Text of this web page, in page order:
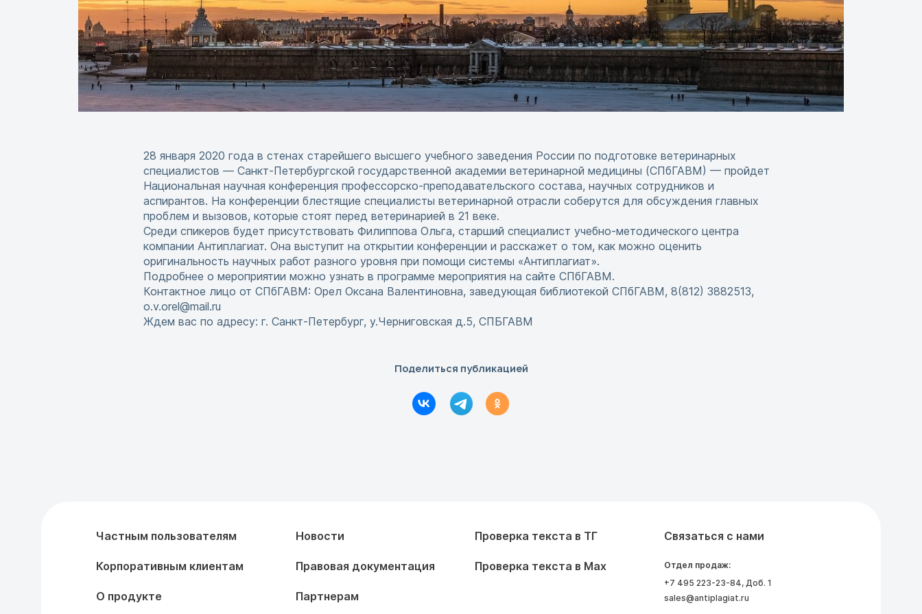
28 января 2020 года в стенах старейшего высшего учебного заведения России по подготовке ветеринарных
специалистов — Санкт-Петербургской государственной академии ветеринарной медицины (СПбГАВМ) — пройдет
Национальная научная конференция профессорско-преподавательского состава, научных сотрудников и
аспирантов. На конференции блестящие специалисты ветеринарной отрасли соберутся для обсуждения главных
проблем и вызовов, которые стоят перед ветеринарией в 21 веке.
Среди спикеров будет присутствовать Филиппова Ольга, старший специалист учебно-методического центра
компании Антиплагиат. Она выступит на открытии конференции и расскажет о том, как можно оценить
оригинальность научных работ разного уровня при помощи системы «Антиплагиат».
Подробнее о мероприятии можно узнать в программе мероприятия на сайте СПбГАВМ.
Контактное лицо от СПбГАВМ: Орел Оксана Валентиновна, заведующая библиотекой СПбГАВМ, 8(812) 3882513,
o.v.orel@mail.ru
Ждем вас по адресу: г. Санкт-Петербург, у.Черниговская д.5, СПБГАВМ
Поделиться публикацией
Частным пользователям
Корпоративным клиентам
О продукте
Новости
Правовая документация
Партнерам
Проверка текста в ТГ
Проверка текста в Max
Связаться с нами
Отдел продаж:
+7 495 223-23-84, Доб. 1
sales@antiplagiat.ru